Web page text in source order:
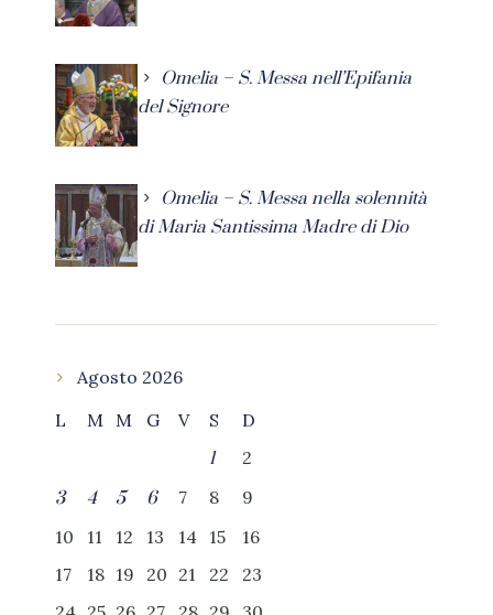
Omelia – S. Messa nell’Epifania
del Signore
Omelia – S. Messa nella solennità
di Maria Santissima Madre di Dio
Agosto 2026
L
M M G V S
D
1
2
3
4 5 6 7 8
9
10
11 12 13 14 15
16
17
18 19 20 21 22
23